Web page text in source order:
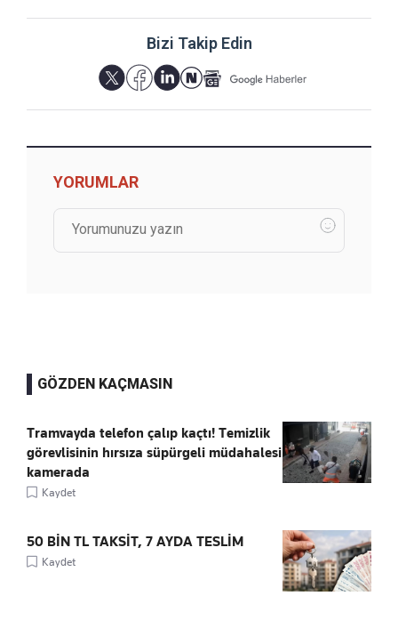
Bizi Takip Edin
YORUMLAR
GÖZDEN KAÇMASIN
Tramvayda telefon çalıp kaçtı! Temizlik
görevlisinin hırsıza süpürgeli müdahalesi
kamerada
Kaydet
50 BİN TL TAKSİT, 7 AYDA TESLİM
Kaydet